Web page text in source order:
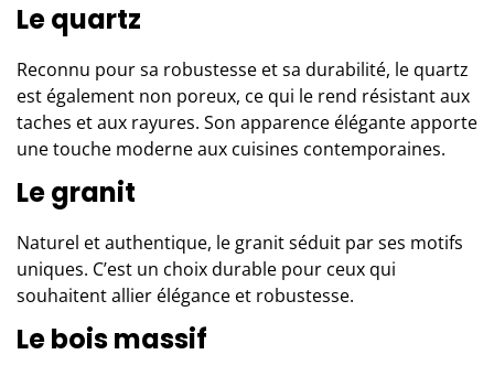
Le quartz
Reconnu pour sa robustesse et sa durabilité, le quartz
est également non poreux, ce qui le rend résistant aux
taches et aux rayures. Son apparence élégante apporte
une touche moderne aux cuisines contemporaines.
Le granit
Naturel et authentique, le granit séduit par ses motifs
uniques. C’est un choix durable pour ceux qui
souhaitent allier élégance et robustesse.
Le bois massif